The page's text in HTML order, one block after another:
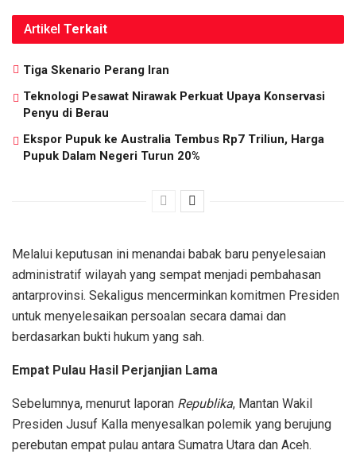
Artikel Terkait
Tiga Skenario Perang Iran
Teknologi Pesawat Nirawak Perkuat Upaya Konservasi
Penyu di Berau
Ekspor Pupuk ke Australia Tembus Rp7 Triliun, Harga
Pupuk Dalam Negeri Turun 20%
Melalui keputusan ini menandai babak baru penyelesaian
administratif wilayah yang sempat menjadi pembahasan
antarprovinsi. Sekaligus mencerminkan komitmen Presiden
untuk menyelesaikan persoalan secara damai dan
berdasarkan bukti hukum yang sah.
Empat Pulau Hasil Perjanjian Lama
Sebelumnya, menurut laporan Republika, Mantan Wakil
Presiden Jusuf Kalla menyesalkan polemik yang berujung
perebutan empat pulau antara Sumatra Utara dan Aceh.